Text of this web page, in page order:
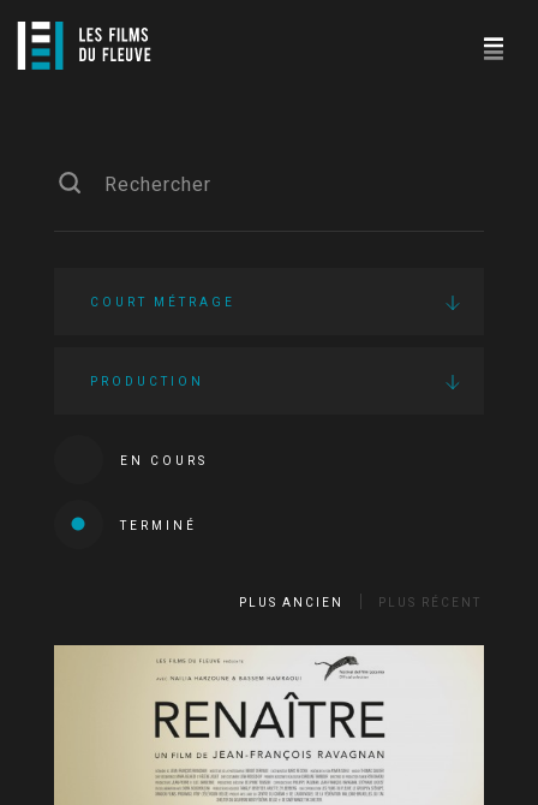
COURT MÉTRAGE
PRODUCTION
EN COURS
TERMINÉ
PLUS ANCIEN PLUS RÉCENT